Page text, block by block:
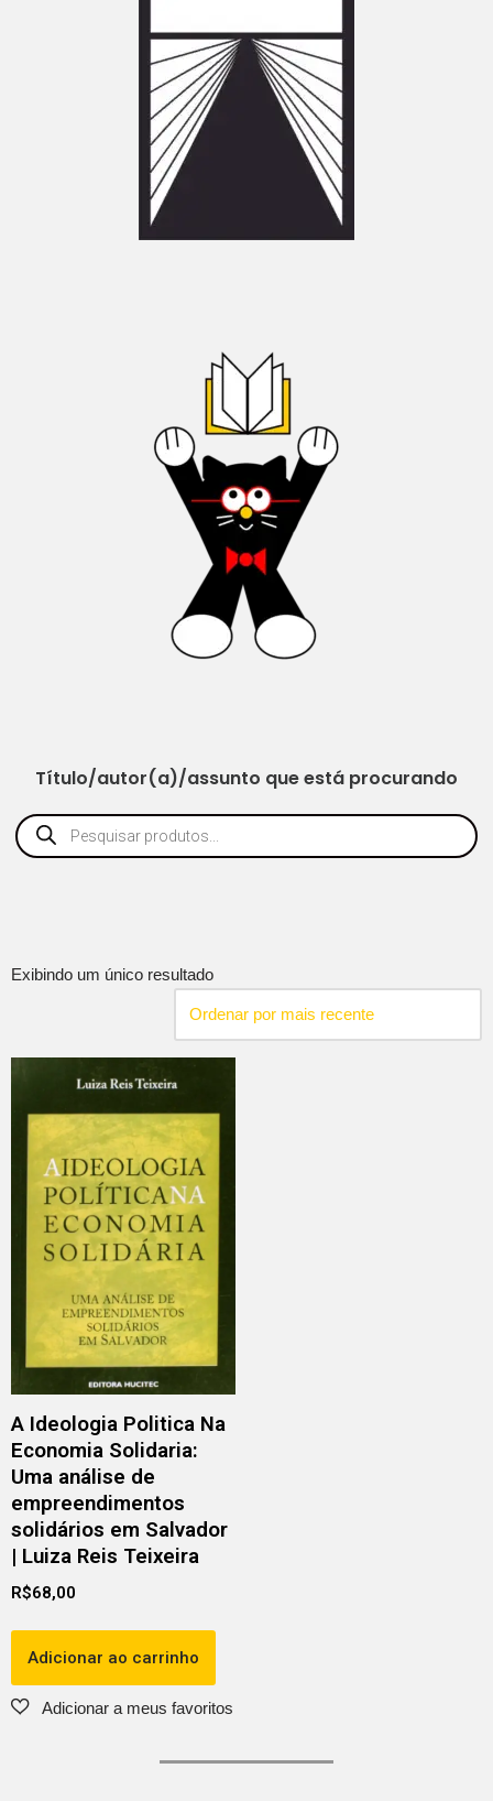
Título/autor(a)/assunto que está procurando
Exibindo um único resultado
A Ideologia Politica Na
Economia Solidaria:
Uma análise de
empreendimentos
solidários em Salvador
| Luiza Reis Teixeira
R$68,00
Adicionar ao carrinho